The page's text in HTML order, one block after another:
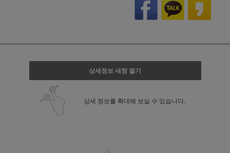
상세정보 새창 열기
상세 정보를 확대해 보실 수 있습니다.